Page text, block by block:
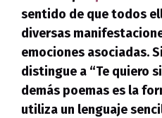
sentido de que todos
diversas
emociones asociadas.
distingue a “Te quiero
demás poemas es la
utiliza un lenguaje